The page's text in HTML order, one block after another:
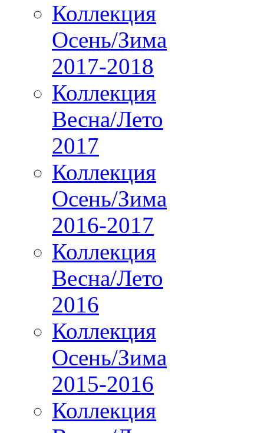
Коллекция
Осень/Зима
2017-2018
Коллекция
Весна/Лето
2017
Коллекция
Осень/Зима
2016-2017
Коллекция
Весна/Лето
2016
Коллекция
Осень/Зима
2015-2016
Коллекция